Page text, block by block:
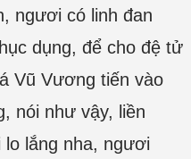
ngươi có linh đan
dụng, để cho đệ tử
Vũ Vương tiến vào
nói như vậy, liền
lo lắng nha, ngươi